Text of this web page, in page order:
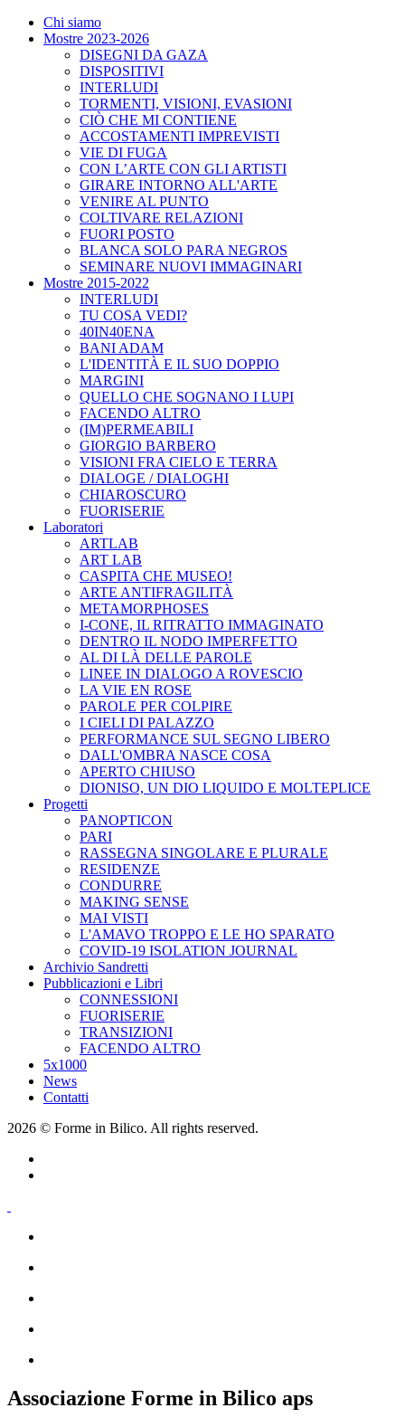
Chi siamo
Mostre 2023-2026
DISEGNI DA GAZA
DISPOSITIVI
INTERLUDI
TORMENTI, VISIONI, EVASIONI
CIÒ CHE MI CONTIENE
ACCOSTAMENTI IMPREVISTI
VIE DI FUGA
CON L’ARTE CON GLI ARTISTI
GIRARE INTORNO ALL'ARTE
VENIRE AL PUNTO
COLTIVARE RELAZIONI
FUORI POSTO
BLANCA SOLO PARA NEGROS
SEMINARE NUOVI IMMAGINARI
Mostre 2015-2022
INTERLUDI
TU COSA VEDI?
40IN40ENA
BANI ADAM
L'IDENTITÀ E IL SUO DOPPIO
MARGINI
QUELLO CHE SOGNANO I LUPI
FACENDO ALTRO
(IM)PERMEABILI
GIORGIO BARBERO
VISIONI FRA CIELO E TERRA
DIALOGE / DIALOGHI
CHIAROSCURO
FUORISERIE
Laboratori
ARTLAB
ART LAB
CASPITA CHE MUSEO!
ARTE ANTIFRAGILITÀ
METAMORPHOSES
I-CONE, IL RITRATTO IMMAGINATO
DENTRO IL NODO IMPERFETTO
AL DI LÀ DELLE PAROLE
LINEE IN DIALOGO A ROVESCIO
LA VIE EN ROSE
PAROLE PER COLPIRE
I CIELI DI PALAZZO
PERFORMANCE SUL SEGNO LIBERO
DALL'OMBRA NASCE COSA
APERTO CHIUSO
DIONISO, UN DIO LIQUIDO E MOLTEPLICE
Progetti
PANOPTICON
PARI
RASSEGNA SINGOLARE E PLURALE
RESIDENZE
CONDURRE
MAKING SENSE
MAI VISTI
L'AMAVO TROPPO E LE HO SPARATO
COVID-19 ISOLATION JOURNAL
Archivio Sandretti
Pubblicazioni e Libri
CONNESSIONI
FUORISERIE
TRANSIZIONI
FACENDO ALTRO
5x1000
News
Contatti
2026 © Forme in Bilico. All rights reserved.
Associazione Forme in Bilico aps